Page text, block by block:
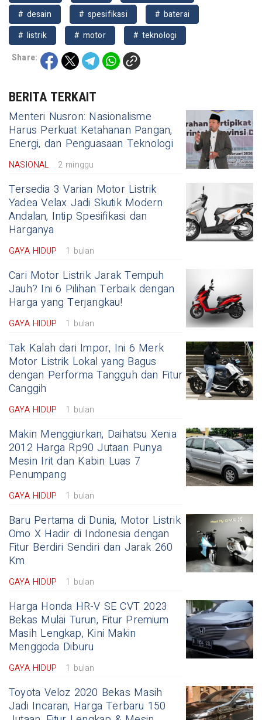
# desain
# spesifikasi
# baterai
# listrik
# motor
# teknologi
Share:
BERITA TERKAIT
Menteri Nusron: Nasionalisme
Harus Perkuat Ketahanan Pangan,
Energi, dan Penguasaan Teknologi
NASIONAL 2 minggu
Tersedia 3 Varian Motor Listrik
Yadea Velax Jadi Skutik Modern
Andalan, Intip Spesifikasi dan
Harganya
GAYA HIDUP 1 bulan
Cari Motor Listrik Jarak Tempuh
Jauh? Ini 6 Pilihan Terbaik dengan
Harga yang Terjangkau!
GAYA HIDUP 1 bulan
Tak Kalah dari Impor, Ini 6 Merk
Motor Listrik Lokal yang Bagus
dengan Performa Tangguh dan Fitur
Canggih
GAYA HIDUP 1 bulan
Makin Menggiurkan, Daihatsu Xenia
2012 Harga Rp90 Jutaan Punya
Mesin Irit dan Kabin Luas 7
Penumpang
GAYA HIDUP 1 bulan
Baru Pertama di Dunia, Motor Listrik
Omo X Hadir di Indonesia dengan
Fitur Berdiri Sendiri dan Jarak 260
Km
GAYA HIDUP 1 bulan
Harga Honda HR-V SE CVT 2023
Bekas Mulai Turun, Fitur Premium
Masih Lengkap, Kini Makin
Menggoda Diburu
GAYA HIDUP 1 bulan
Toyota Veloz 2020 Bekas Masih
Jadi Incaran, Harga Terbaru 150